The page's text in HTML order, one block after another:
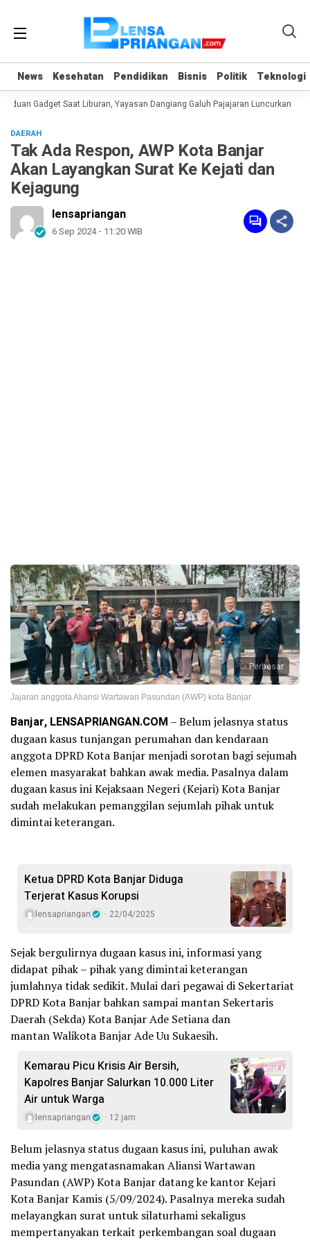
News Kesehatan Pendidikan Bisnis Politik Teknologi
News Kesehatan Pendidikan Bisnis Politik Teknologi
Gadget Saat Liburan, Yayasan Dangiang Galuh Pajajaran Luncurkan
DAERAH
Tak Ada Respon, AWP Kota Banjar
Akan Layangkan Surat Ke Kejati dan
Kejagung
lensapriangan
6 Sep 2024 - 11:20 WIB
Perbesar
Jajaran anggota Aliansi Wartawan Pasundan (AWP) kota Banjar
Banjar, LENSAPRIANGAN.COM – Belum jelasnya status
dugaan kasus tunjangan perumahan dan kendaraan
anggota DPRD Kota Banjar menjadi sorotan bagi sejumah
elemen masyarakat bahkan awak media. Pasalnya dalam
dugaan kasus ini Kejaksaan Negeri (Kejari) Kota Banjar
sudah melakukan pemanggilan sejumlah pihak untuk
dimintai keterangan.
Ketua DPRD Kota Banjar Diduga
Terjerat Kasus Korupsi
lensapriangan 22/04/2025
Sejak bergulirnya dugaan kasus ini, informasi yang
didapat pihak – pihak yang dimintai keterangan
jumlahnya tidak sedikit. Mulai dari pegawai di Sekertariat
DPRD Kota Banjar bahkan sampai mantan Sekertaris
Daerah (Sekda) Kota Banjar Ade Setiana dan
mantan Walikota Banjar Ade Uu Sukaesih.
Kemarau Picu Krisis Air Bersih,
Kapolres Banjar Salurkan 10.000 Liter
Air untuk Warga
lensapriangan 12 jam
Belum jelasnya status dugaan kasus ini, puluhan awak
media yang mengatasnamakan Aliansi Wartawan
Pasundan (AWP) Kota Banjar datang ke kantor Kejari
Kota Banjar Kamis (5/09/2024). Pasalnya mereka sudah
melayangkan surat untuk silaturhami sekaligus
mempertanyakan terkait perkembangan soal dugaan